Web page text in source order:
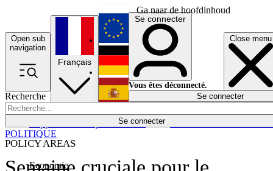
Ga naar de hoofdinhoud
Open sub
navigation
Close menu
Recherche
Se connecter
POLICY AREAS
Economie
Économie
Français
English
Deutsch
Español
Se connecter
Vous êtes déconnecté.
Se connecter
POLITIQUE